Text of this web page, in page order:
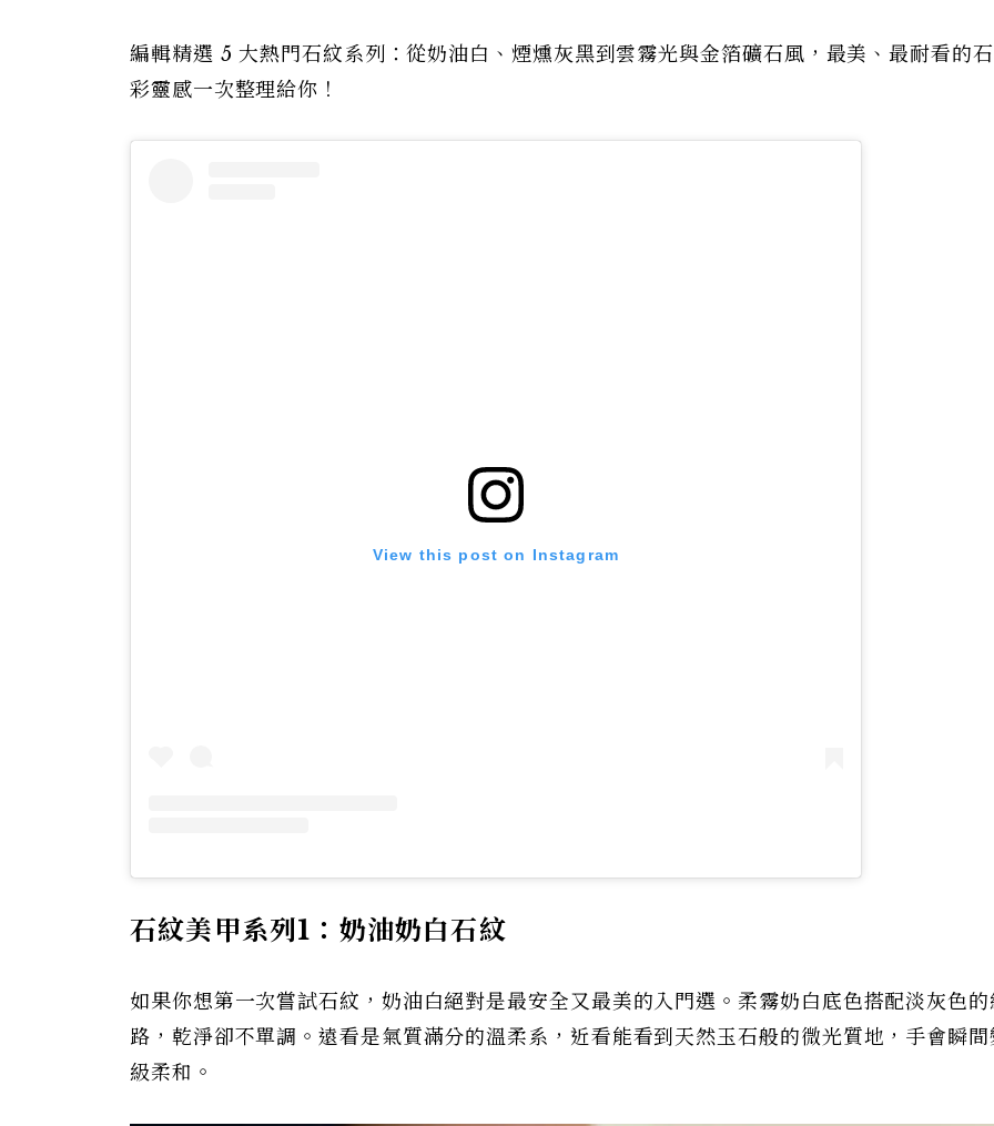
編輯精選 5 大熱門石紋系列：從奶油白、煙燻灰黑到雲霧光與金箔礦石風，最美、最耐看的
彩靈感一次整理給你！
View this post on Instagram
石紋美甲系列1：奶油奶白石紋
如果你想第一次嘗試石紋，奶油白絕對是最安全又最美的入門選。柔霧奶白底色搭配淡灰色
路，乾淨卻不單調。遠看是氣質滿分的溫柔系，近看能看到天然玉石般的微光質地，手會瞬
級柔和。